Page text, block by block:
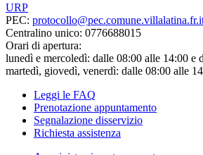
URP
PEC:
Centralino unico: 0776688015
Orari di apertura:
lunedì e mercoledì: dalle 08:00 alle 14:00 e
martedì, giovedì, venerdì: dalle 08:00 alle
Leggi le FAQ
Prenotazione appuntamento
Segnalazione disservizio
Richiesta assistenza